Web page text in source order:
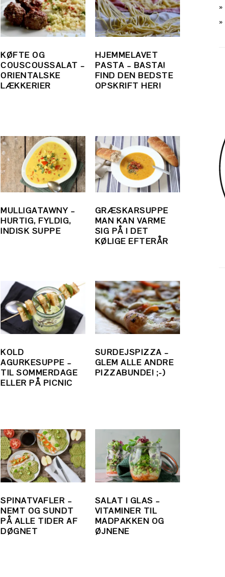
KØFTE OG
COUSCOUSSALAT –
ORIENTALSKE
LÆKKERIER
HJEMMELAVET
PASTA – BASTA!
FIND DEN BEDSTE
OPSKRIFT HER!
MULLIGATAWNY –
HURTIG, FYLDIG,
INDISK SUPPE
GRÆSKARSUPPE
MAN KAN VARME
SIG PÅ I DET
KØLIGE EFTERÅR
KOLD
AGURKESUPPE –
TIL SOMMERDAGE
ELLER PÅ PICNIC
SURDEJSPIZZA –
GLEM ALLE ANDRE
PIZZABUNDE! ;-)
SPINATVAFLER –
NEMT OG SUNDT
PÅ ALLE TIDER AF
DØGNET
SALAT I GLAS –
VITAMINER TIL
MADPAKKEN OG
ØJNENE